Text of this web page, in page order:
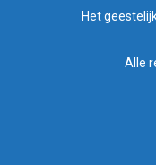
Het
Alle